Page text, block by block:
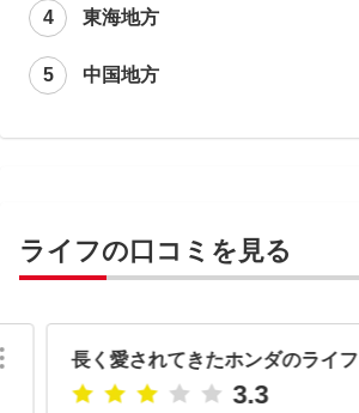
東海地方
中国地方
ライフの口コミを見る
長く愛されてきたホンダのライフ
3.3